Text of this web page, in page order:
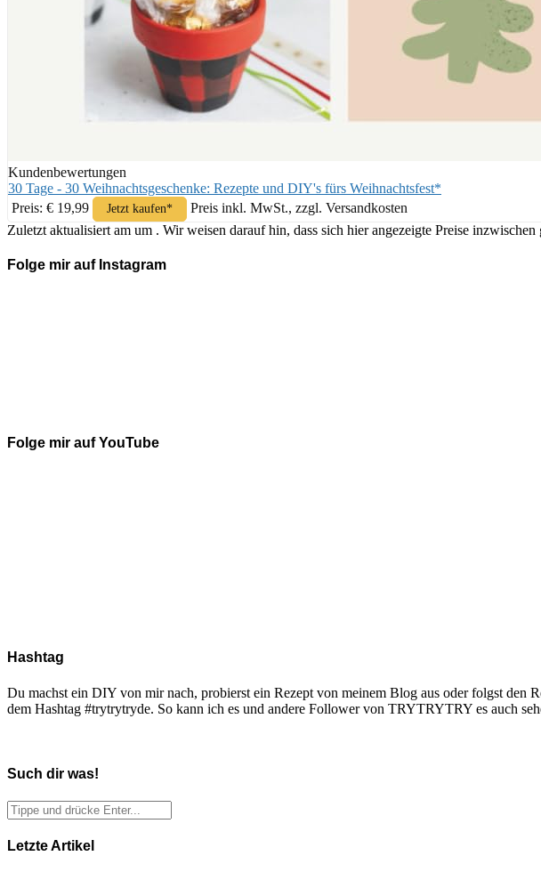
Kundenbewertungen
30 Tage - 30 Weihnachtsgeschenke: Rezepte und DIY's fürs Weihnachtsfest*
Preis: € 19,99
Jetzt kaufen*
Preis inkl. MwSt., zzgl. Versandkosten
Zuletzt aktualisiert am um . Wir weisen darauf hin, dass sich hier angezeigte Preise
Folge mir auf Instagram
Folge mir auf YouTube
Hashtag
Du machst ein DIY von mir nach, probierst ein Rezept von meinem Blog aus oder folgst den
dem Hashtag #trytrytryde. So kann ich es und andere Follower von TRYTRYTRY es auch
Such dir was!
Letzte Artikel